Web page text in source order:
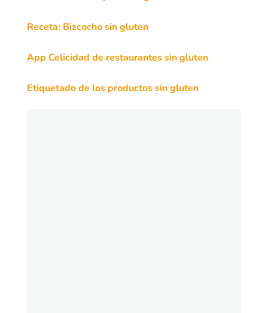
Receta: Bizcocho sin gluten
App Celicidad de restaurantes sin gluten
Etiquetado de los productos sin gluten